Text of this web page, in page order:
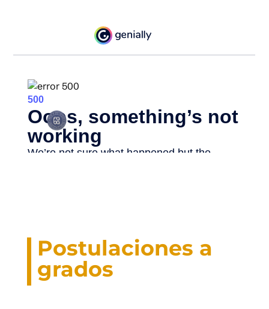
Postulaciones a
grados